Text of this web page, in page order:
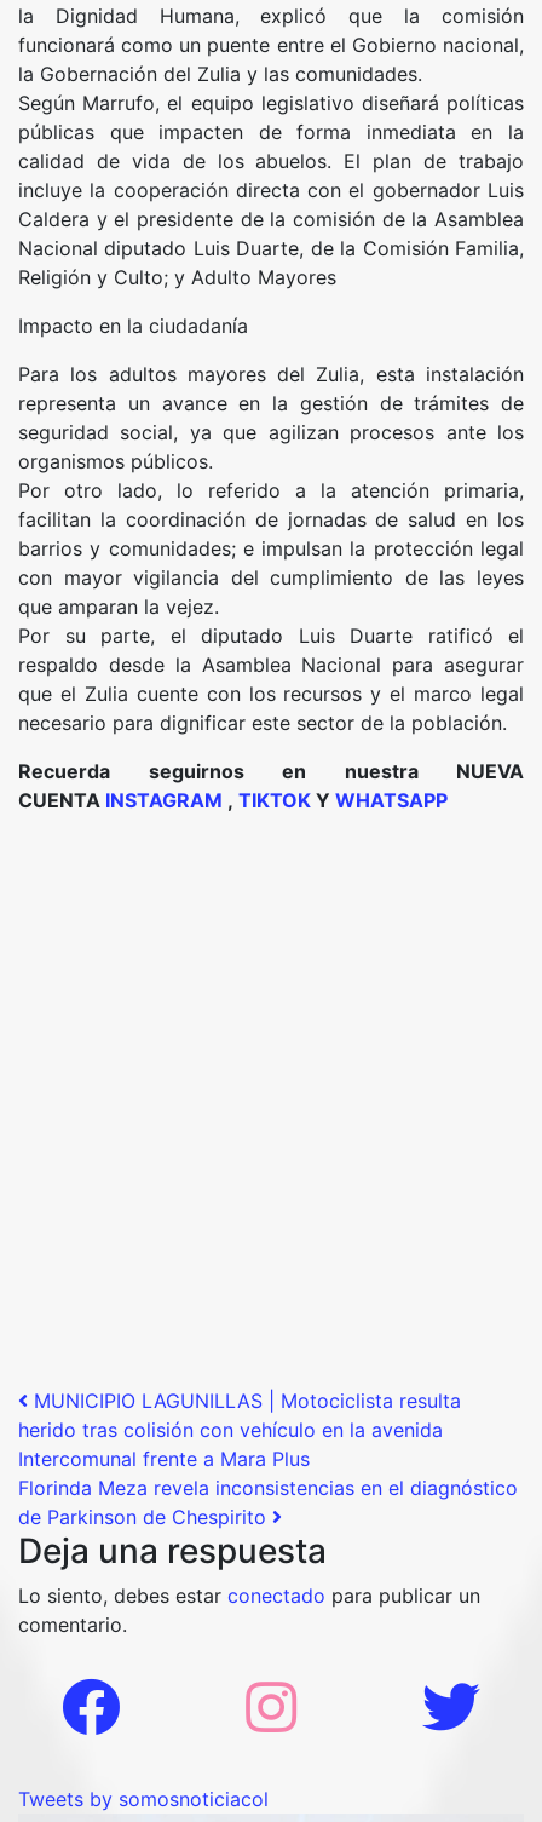
la Dignidad Humana, explicó que la comisión
funcionará como un puente entre el Gobierno nacional,
la Gobernación del Zulia y las comunidades.
Según Marrufo, el equipo legislativo diseñará políticas
públicas que impacten de forma inmediata en la
calidad de vida de los abuelos. El plan de trabajo
incluye la cooperación directa con el gobernador Luis
Caldera y el presidente de la comisión de la Asamblea
Nacional diputado Luis Duarte, de la Comisión Familia,
Religión y Culto; y Adulto Mayores
Impacto en la ciudadanía
Para los adultos mayores del Zulia, esta instalación
representa un avance en la gestión de trámites de
seguridad social, ya que agilizan procesos ante los
organismos públicos.
Por otro lado, lo referido a la atención primaria,
facilitan la coordinación de jornadas de salud en los
barrios y comunidades; e impulsan la protección legal
con mayor vigilancia del cumplimiento de las leyes
que amparan la vejez.
Por su parte, el diputado Luis Duarte ratificó el
respaldo desde la Asamblea Nacional para asegurar
que el Zulia cuente con los recursos y el marco legal
necesario para dignificar este sector de la población.
Recuerda seguirnos en nuestra NUEVA
CUENTA INSTAGRAM , TIKTOK Y WHATSAPP
Post navigation
MUNICIPIO LAGUNILLAS | Motociclista resulta
herido tras colisión con vehículo en la avenida
Intercomunal frente a Mara Plus
Florinda Meza revela inconsistencias en el diagnóstico
de Parkinson de Chespirito
Deja una respuesta
Lo siento, debes estar conectado para publicar un
comentario.
Tweets by somosnoticiacol